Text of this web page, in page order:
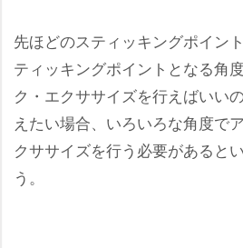
先ほどのスティッキングポイン
ティッキングポイントとなる角
ク・エクササイズを行えばいい
えたい場合、いろいろな角度で
クササイズを行う必要があると
う。